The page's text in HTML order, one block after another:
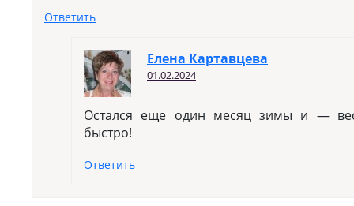
Ответить
Елена Картавцева
01.02.2024
Остался еще один месяц зимы и —
быстро!
Ответить